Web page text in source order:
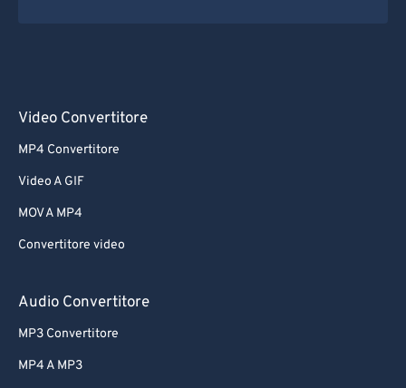
Video Convertitore
MP4 Convertitore
Video A GIF
MOV A MP4
Convertitore video
Audio Convertitore
MP3 Convertitore
MP4 A MP3